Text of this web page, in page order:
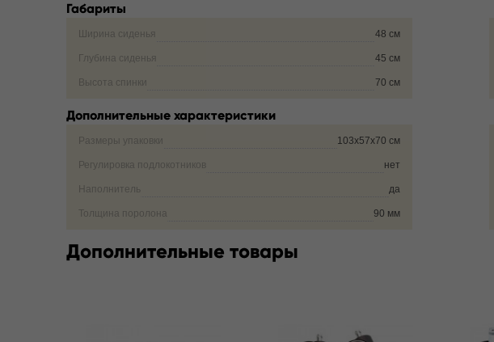
Габариты
Ширина сиденья 48 см
Глубина сиденья 45 см
Высота спинки 70 см
Дополнительные характеристики
Размеры упаковки 103х57х70 см
Регулировка подлокотников нет
Наполнитель да
Толщина поролона 90 мм
Дополнительные товары